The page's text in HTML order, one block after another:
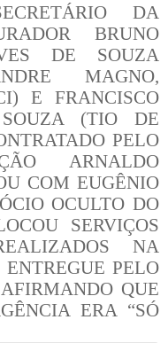
DA
BRUNO
DE SOUZA
MAGNO,
E FRANCISCO
(TIO DE
PELO
ARNALDO
COM EUGÊNIO
OCULTO DO
SERVIÇOS
NA
PELO
QUE
ERA “SÓ